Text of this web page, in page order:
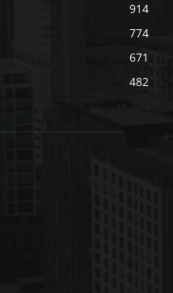
914
774
671
482